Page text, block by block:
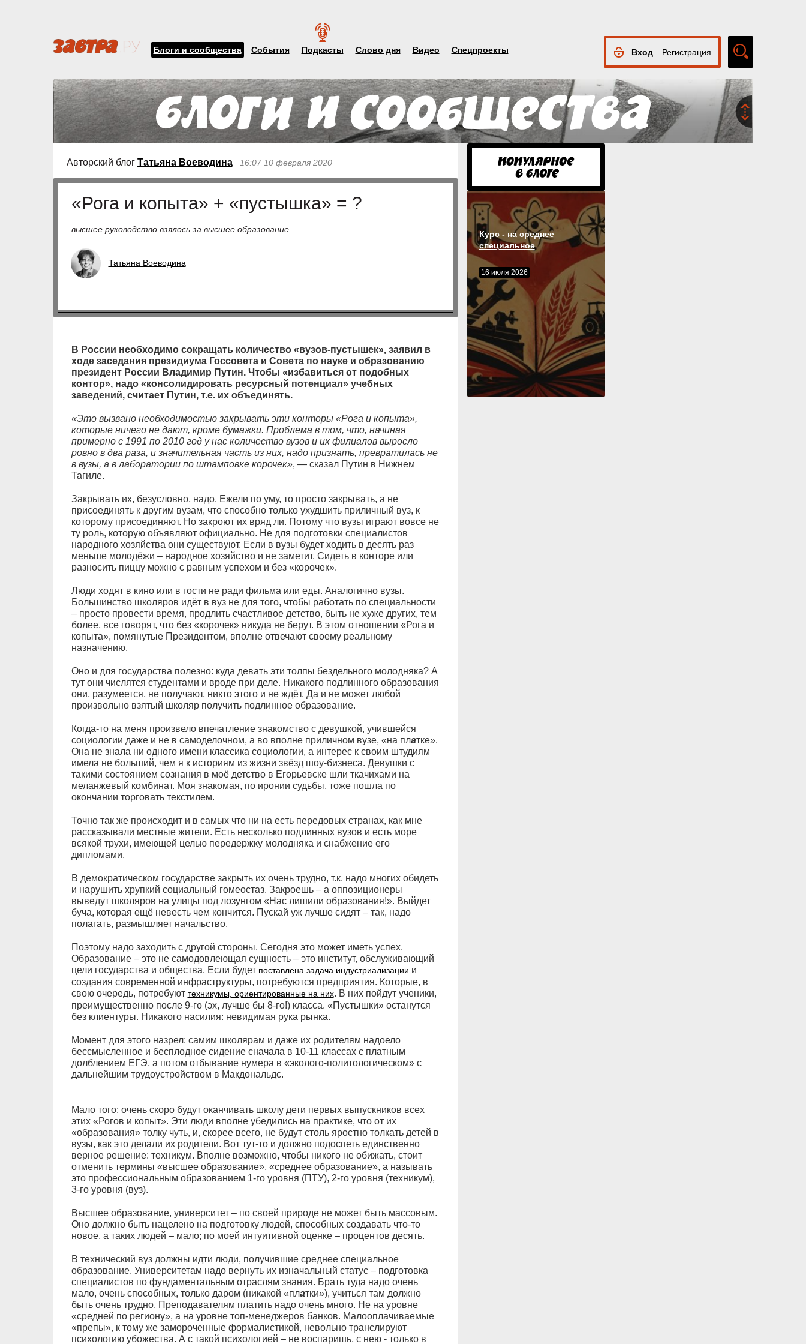
Блоги и сообщества События Подкасты Слово дня Видео Спецпроекты Вход Регистрация
Авторский блог Татьяна Воеводина 16:07 10 февраля 2020
«Рога и копыта» + «пустышка» = ?
высшее руководство взялось за высшее образование
Татьяна Воеводина
В России необходимо сокращать количество «вузов-пустышек», заявил в
ходе заседания президиума Госсовета и Совета по науке и образованию
президент России Владимир Путин. Чтобы «избавиться от подобных
контор», надо «консолидировать ресурсный потенциал» учебных
заведений, считает Путин, т.е. их объединять.
«Это вызвано необходимостью закрывать эти конторы «Рога и копыта»,
которые ничего не дают, кроме бумажки. Проблема в том, что, начиная
примерно с 1991 по 2010 год у нас количество вузов и их филиалов выросло
ровно в два раза, и значительная часть из них, надо признать, превратилась не
в вузы, а в лаборатории по штамповке корочек», — сказал Путин в Нижнем
Тагиле.
Закрывать их, безусловно, надо. Ежели по уму, то просто закрывать, а не
присоединять к другим вузам, что способно только ухудшить приличный вуз, к
которому присоединяют. Но закроют их вряд ли. Потому что вузы играют вовсе не
ту роль, которую объявляют официально. Не для подготовки специалистов
народного хозяйства они существуют. Если в вузы будет ходить в десять раз
меньше молодёжи – народное хозяйство и не заметит. Сидеть в конторе или
разносить пиццу можно с равным успехом и без «корочек».
Люди ходят в кино или в гости не ради фильма или еды. Аналогично вузы.
Большинство школяров идёт в вуз не для того, чтобы работать по специальности
– просто провести время, продлить счастливое детство, быть не хуже других, тем
более, все говорят, что без «корочек» никуда не берут. В этом отношении «Рога и
копыта», помянутые Президентом, вполне отвечают своему реальному
назначению.
Оно и для государства полезно: куда девать эти толпы бездельного молодняка? А
тут они числятся студентами и вроде при деле. Никакого подлинного образования
они, разумеется, не получают, никто этого и не ждёт. Да и не может любой
произвольно взятый школяр получить подлинное образование.
Когда-то на меня произвело впечатление знакомство с девушкой, учившейся
социологии даже и не в самоделочном, а во вполне приличном вузе, «на платке».
Она не знала ни одного имени классика социологии, а интерес к своим штудиям
имела не больший, чем я к историям из жизни звёзд шоу-бизнеса. Девушки с
такими состоянием сознания в моё детство в Егорьевске шли ткачихами на
меланжевый комбинат. Моя знакомая, по иронии судьбы, тоже пошла по
окончании торговать текстилем.
Точно так же происходит и в самых что ни на есть передовых странах, как мне
рассказывали местные жители. Есть несколько подлинных вузов и есть море
всякой трухи, имеющей целью передержку молодняка и снабжение его
дипломами.
В демократическом государстве закрыть их очень трудно, т.к. надо многих обидеть
и нарушить хрупкий социальный гомеостаз. Закроешь – а оппозиционеры
выведут школяров на улицы под лозунгом «Нас лишили образования!». Выйдет
буча, которая ещё невесть чем кончится. Пускай уж лучше сидят – так, надо
полагать, размышляет начальство.
Поэтому надо заходить с другой стороны. Сегодня это может иметь успех.
Образование – это не самодовлеющая сущность – это институт, обслуживающий
цели государства и общества. Если будет поставлена задача индустриализации и
создания современной инфраструктуры, потребуются предприятия. Которые, в
свою очередь, потребуют техникумы, ориентированные на них. В них пойдут ученики,
преимущественно после 9-го (эх, лучше бы 8-го!) класса. «Пустышки» останутся
без клиентуры. Никакого насилия: невидимая рука рынка.
Момент для этого назрел: самим школярам и даже их родителям надоело
бессмысленное и бесплодное сидение сначала в 10-11 классах с платным
долблением ЕГЭ, а потом отбывание нумера в «эколого-политологическом» с
дальнейшим трудоустройством в Макдональдс.
Мало того: очень скоро будут оканчивать школу дети первых выпускников всех
этих «Рогов и копыт». Эти люди вполне убедились на практике, что от их
«образования» толку чуть, и, скорее всего, не будут столь яростно толкать детей в
вузы, как это делали их родители. Вот тут-то и должно подоспеть единственно
верное решение: техникум. Вполне возможно, чтобы никого не обижать, стоит
отменить термины «высшее образование», «среднее образование», а называть
это профессиональным образованием 1-го уровня (ПТУ), 2-го уровня (техникум),
3-го уровня (вуз).
Высшее образование, университет – по своей природе не может быть массовым.
Оно должно быть нацелено на подготовку людей, способных создавать что-то
новое, а таких людей – мало; по моей интуитивной оценке – процентов десять.
В технический вуз должны идти люди, получившие среднее специальное
образование. Университетам надо вернуть их изначальный статус – подготовка
специалистов по фундаментальным отраслям знания. Брать туда надо очень
мало, очень способных, только даром (никакой «платки»), учиться там должно
быть очень трудно. Преподавателям платить надо очень много. Не на уровне
«средней по региону», а на уровне топ-менеджеров банков. Малооплачиваемые
«препы», к тому же замороченные формалистикой, невольно транслируют
психологию убожества. А с такой психологией – не воспаришь, с нею - только в
Курс - на среднее
специальное
16 июля 2026